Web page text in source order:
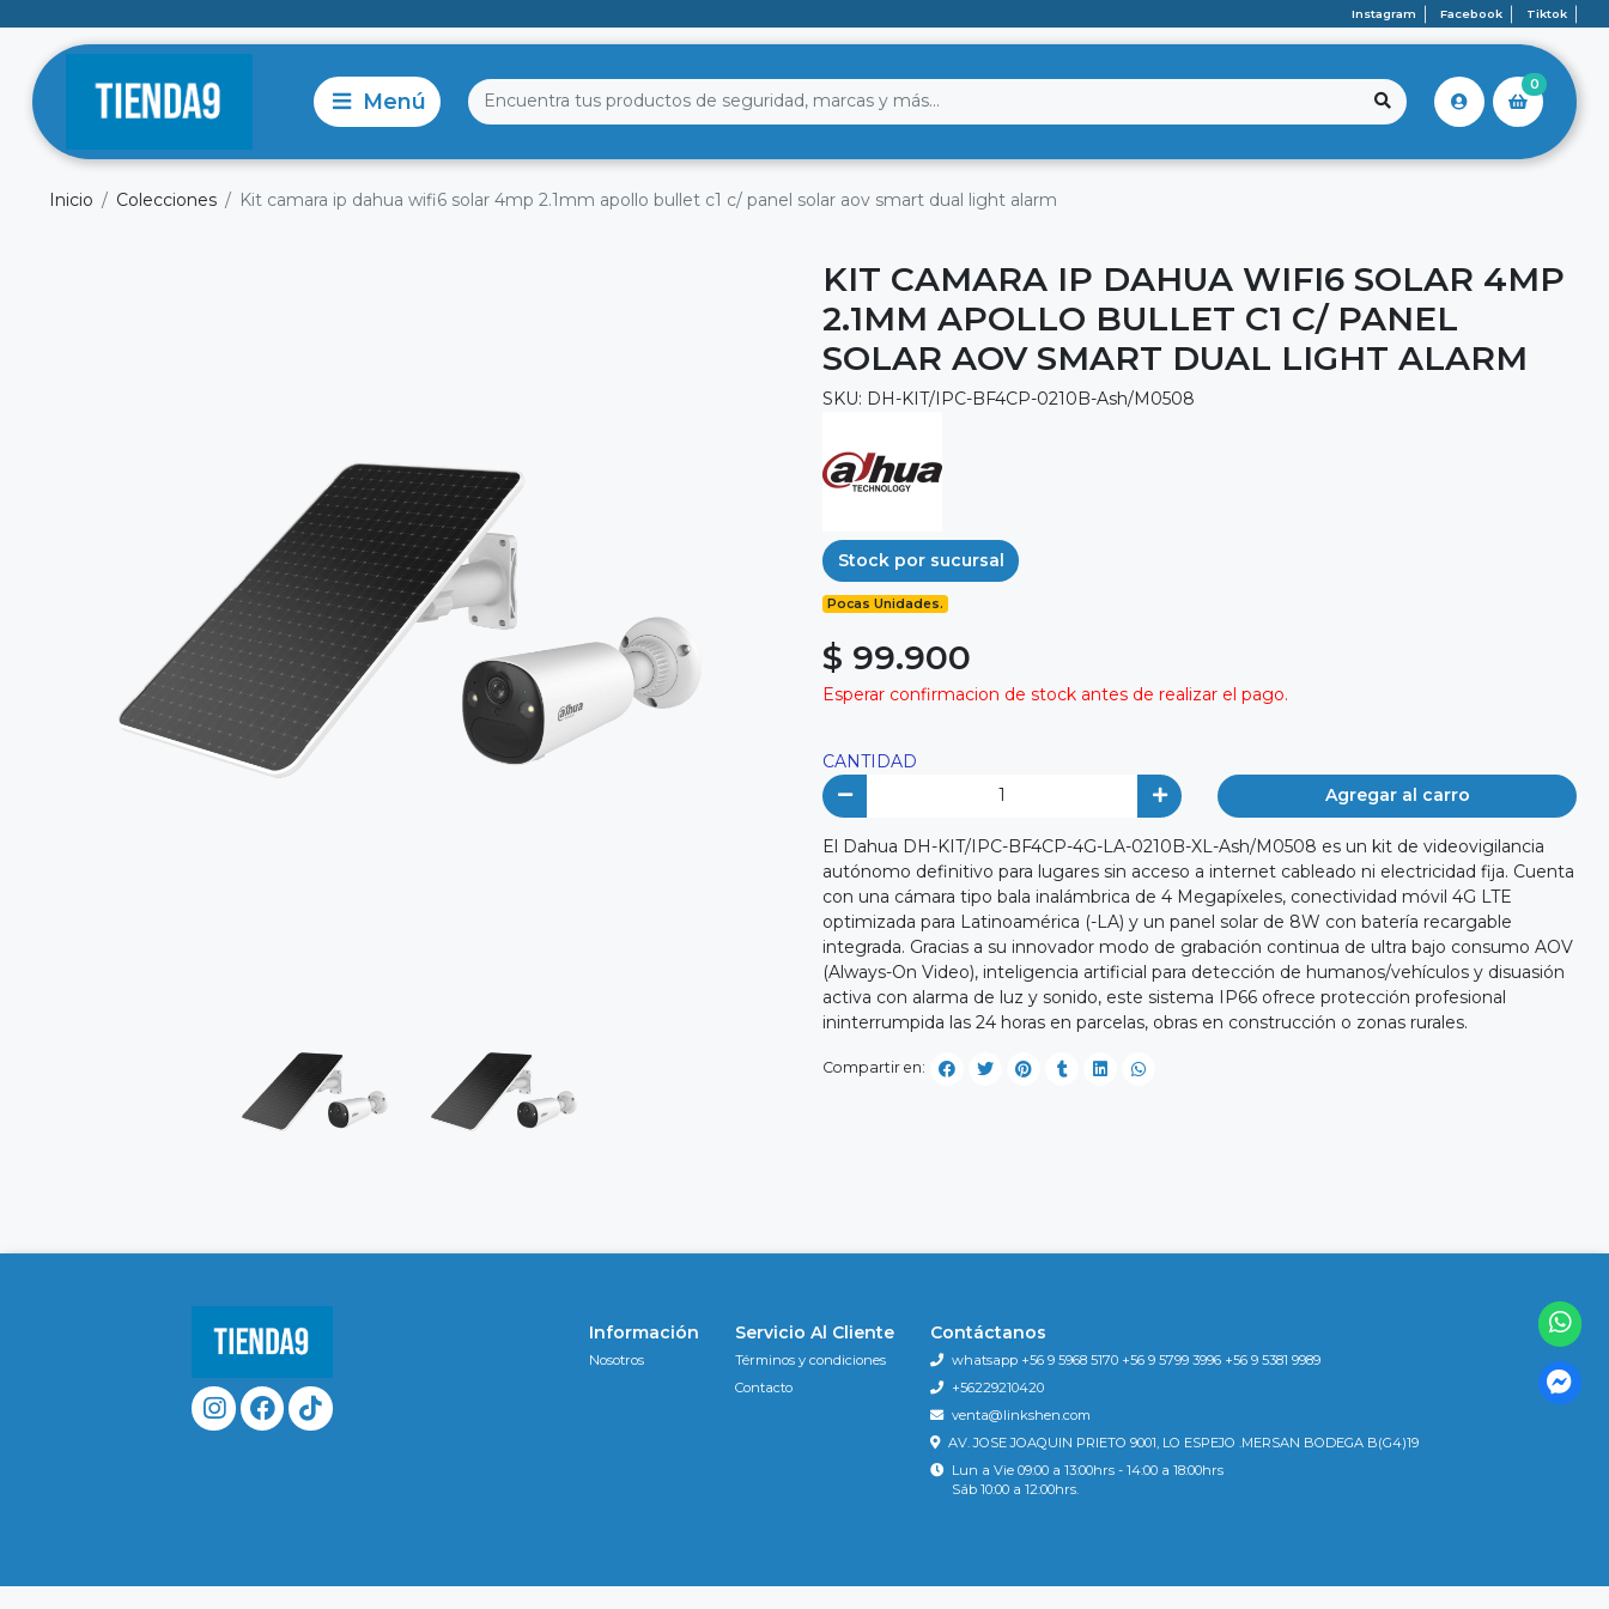
Instagram Facebook Tiktok
0
Inicio Colecciones Kit camara ip dahua wifi6 solar 4mp 2.1mm apollo bullet c1 c/ panel solar aov smart dual light alarm
KIT CAMARA IP DAHUA WIFI6 SOLAR 4MP
2.1MM APOLLO BULLET C1 C/ PANEL
SOLAR AOV SMART DUAL LIGHT ALARM
SKU: DH-KIT/IPC-BF4CP-0210B-Ash/M0508
Stock por sucursal
Pocas Unidades.
$ 99.900
Esperar confirmacion de stock antes de realizar el pago.
CANTIDAD
Agregar al carro
El Dahua DH-KIT/IPC-BF4CP-4G-LA-0210B-XL-Ash/M0508 es un kit de videovigilancia
autónomo definitivo para lugares sin acceso a internet cableado ni electricidad fija. Cuenta
con una cámara tipo bala inalámbrica de 4 Megapíxeles, conectividad móvil 4G LTE
optimizada para Latinoamérica (-LA) y un panel solar de 8W con batería recargable
integrada. Gracias a su innovador modo de grabación continua de ultra bajo consumo AOV
(Always-On Video), inteligencia artificial para detección de humanos/vehículos y disuasión
activa con alarma de luz y sonido, este sistema IP66 ofrece protección profesional
ininterrumpida las 24 horas en parcelas, obras en construcción o zonas rurales.
Compartir en:
Información
Nosotros
Servicio Al Cliente
Términos y condiciones
Contacto
Contáctanos
whatsapp +56 9 5968 5170 +56 9 5799 3996 +56 9 5381 9989
+56229210420
venta@linkshen.com
AV. JOSE JOAQUIN PRIETO 9001, LO ESPEJO .MERSAN BODEGA B(G4)19
Lun a Vie 09:00 a 13:00hrs - 14:00 a 18:00hrs
Sáb 10:00 a 12:00hrs.